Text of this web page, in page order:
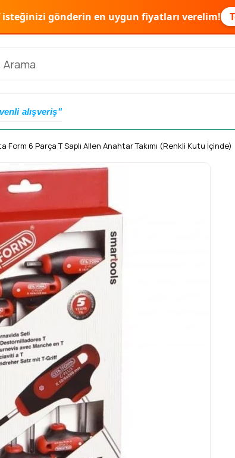
isteğinizi gönderin en uygun fiyatları verelim!
alışveriş"
Form 6 Parça T Saplı Allen Anahtar Takımı (Renkli Kutu İçinde)